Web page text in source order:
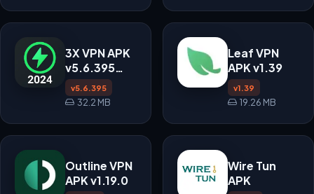
3X VPN APK
v5.6.395
untuk
Android
v5.6.395
32.2 MB
Leaf VPN
APK v1.39
v1.39
19.26 MB
Outline VPN
APK v1.19.0
Wire Tun
APK